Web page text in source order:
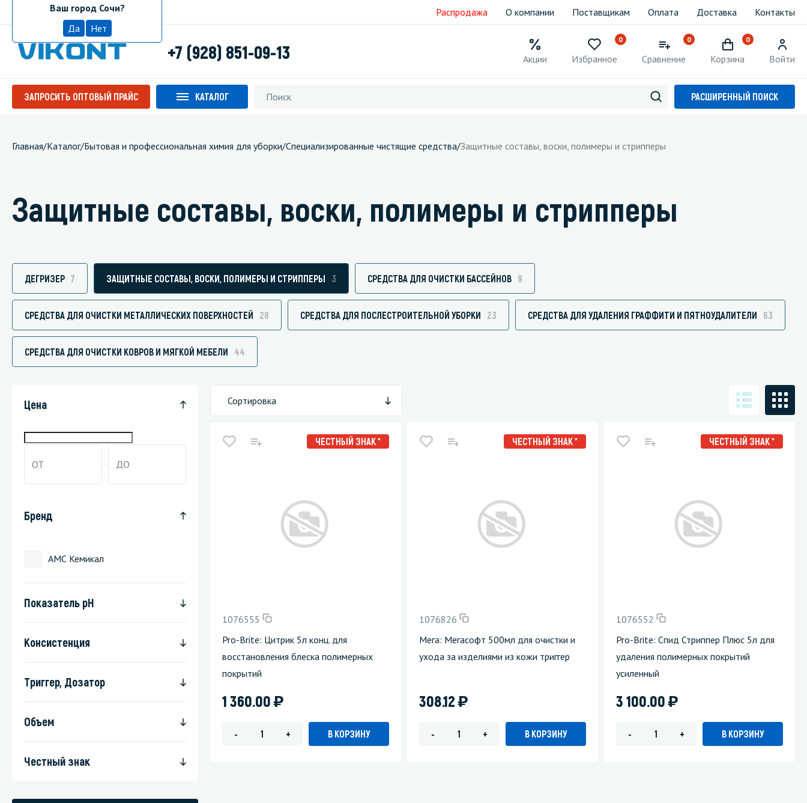
Ваш город Сочи?
Да
Нет
Распродажа О компании Поставщикам Оплата Доставка Контакты
+7 (928) 851-09-13 Акции
0
Избранное
0
Сравнение
0
Корзина Войти
ЗАПРОСИТЬ ОПТОВЫЙ ПРАЙС КАТАЛОГ
Специализированные чистящие средства
Дегризер
Средства для очистки металлических
поверхностей
Средства для очистки ковров и мягкой мебели
Кухня
Средства для посудомоечных машин
Санузел и туалетная комната
Средства для очистки полов и стен в санузлах
РАСШИРЕННЫЙ ПОИСК
Главная/Каталог/Бытовая и профессиональная химия для уборки/Специализированные чистящие средства/Защитные составы, воски, полимеры и стрипперы
Защитные составы, воски, полимеры и стрипперы
ДЕГРИЗЕР 7 ЗАЩИТНЫЕ СОСТАВЫ, ВОСКИ, ПОЛИМЕРЫ И СТРИППЕРЫ 3 СРЕДСТВА ДЛЯ ОЧИСТКИ БАССЕЙНОВ 9
СРЕДСТВА ДЛЯ ОЧИСТКИ МЕТАЛЛИЧЕСКИХ ПОВЕРХНОСТЕЙ 28 СРЕДСТВА ДЛЯ ПОСЛЕСТРОИТЕЛЬНОЙ УБОРКИ 23 СРЕДСТВА ДЛЯ УДАЛЕНИЯ ГРАФФИТИ И ПЯТНОУДАЛИТЕЛИ 63
СРЕДСТВА ДЛЯ ОЧИСТКИ КОВРОВ И МЯГКОЙ МЕБЕЛИ 44
Цена
Бренд
АМС Кемикал
Показатель pH
Консистенция
Триггер, Дозатор
Объем
Честный знак
Сортировка
ЧЕСТНЫЙ ЗНАК *
1076555
Pro-Brite: Цитрик 5л конц. для
восстановления блеска полимерных
покрытий
1 360.00)
- + В КОРЗИНУ
ЧЕСТНЫЙ ЗНАК *
1076826
Мега: Мегасофт 500мл для очистки и
ухода за изделиями из кожи триггер
308.12)
- + В КОРЗИНУ
ЧЕСТНЫЙ ЗНАК *
1076552
Pro-Brite: Спид Стриппер Плюс 5л для
удаления полимерных покрытий
усиленный
3 100.00)
- + В КОРЗИНУ